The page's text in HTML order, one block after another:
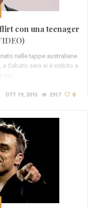
con una teenager
nelle tappe australiane
Sabato sera si è esibito a
qui,…
OTT 19, 2015 2917 0